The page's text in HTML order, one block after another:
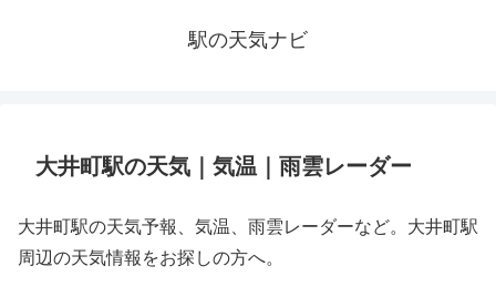
駅の天気ナビ
大井町駅の天気｜気温｜雨雲レーダー
大井町駅の天気予報、気温、雨雲レーダーなど。大井町駅
周辺の天気情報をお探しの方へ。